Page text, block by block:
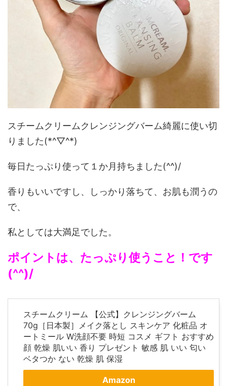
スチームクリームクレンジングバーム綺麗に使い切
りました(*^▽^*)
毎日たっぷり使って１か月持ちました(^^)/
香りもいいですし、しっかり落ちて、お肌も潤うの
で、
私としては大満足でした。
ポイントは、たっぷり使うこと！です
(^^)/
スチームクリーム 【公式】クレンジングバーム
70g［日本製］メイク落とし スキンケア 化粧品 オ
ートミール W洗顔不要 時短 コスメ ギフト おすすめ
顔 乾燥 肌いい 香り プレゼント 敏感 肌 いい 匂い
ベタつか ない 乾燥 肌 保湿
Amazon